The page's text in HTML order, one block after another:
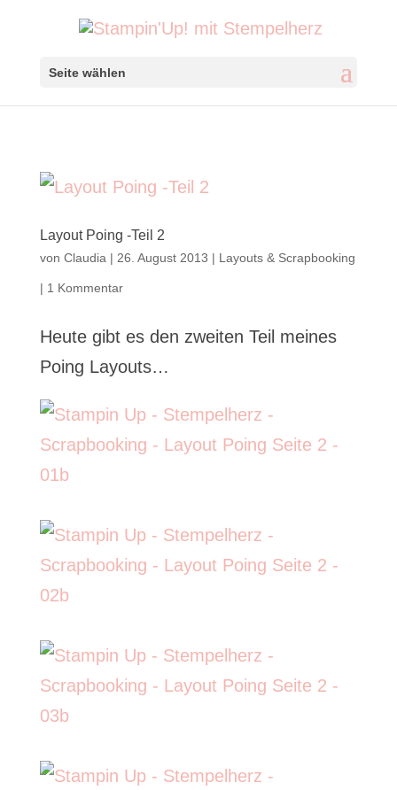
Seite wählen
Layout Poing -Teil 2
von Claudia | 26. August 2013 | Layouts & Scrapbooking
| 1 Kommentar
Heute gibt es den zweiten Teil meines
Poing Layouts…